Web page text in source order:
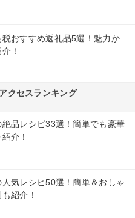
おすすめ返礼品5選！魅力か
！
クセスランキング
品レシピ33選！簡単でも豪華
介！
気レシピ50選！簡単＆おしゃ
紹介！